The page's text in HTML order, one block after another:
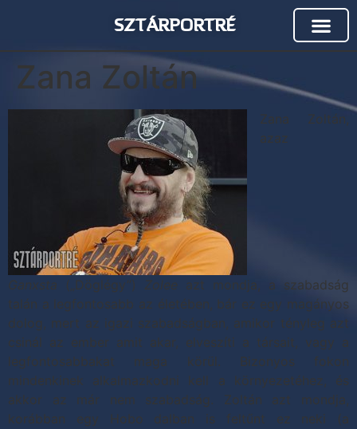
SZTÁRPORTRÉ
Zana Zoltán
Zana Zoltán,
azaz
Ganxsta („Döglégy”) Zolee azt mondja, a szabadság
talán a legfontosabb az életében, bár ez egy magányos
dolog, mert az igazi szabadságban, amikor tényleg azt
csinál az ember amit akar, elveszíti a társait, vagy a
legfontosabbakat maga körül. Bizonyos fokon
mindenkinek alkalmazkodni kell a környezetéhez, és
akkor az már nem szabadság. Zoltán azt mondja,
korábban egy Hobo dalban is feltűnt ez neki (a